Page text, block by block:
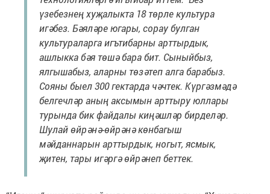
үзебезнең хуҗалыкта 18 төрле культура
игәбез. Бәяләре югары, сорау булган
культураларга игътибарны арттырдык,
ашлыкка бәя төшә бара бит. Сыныйбыз,
ялгышабыз, аларны төзәтеп алга барабыз.
Сояны быел 300 гектарда чәчтек. Күргәзмәдә
белгечләр аның аксымын арттыру юллары
турында бик файдалы киңәшләр бирделәр.
Шулай өйрәнә-өйрәнә көнбагыш
мәйданнарын арттырдык, ногыт, ясмык,
җитен, тары игәргә өйрәнеп беттек.